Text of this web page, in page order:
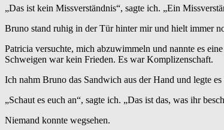
„Das ist kein Missverständnis“, sagte ich. „Ein
Bruno stand ruhig in der Tür hinter mir und hielt immer
Patricia versuchte, mich abzuwimmeln und nannte es
Schweigen war kein Frieden. Es war Komplizenschaft.
Ich nahm Bruno das Sandwich aus der Hand und legte
„Schaut es euch an“, sagte ich. „Das ist das, was ihr
Niemand konnte wegsehen.